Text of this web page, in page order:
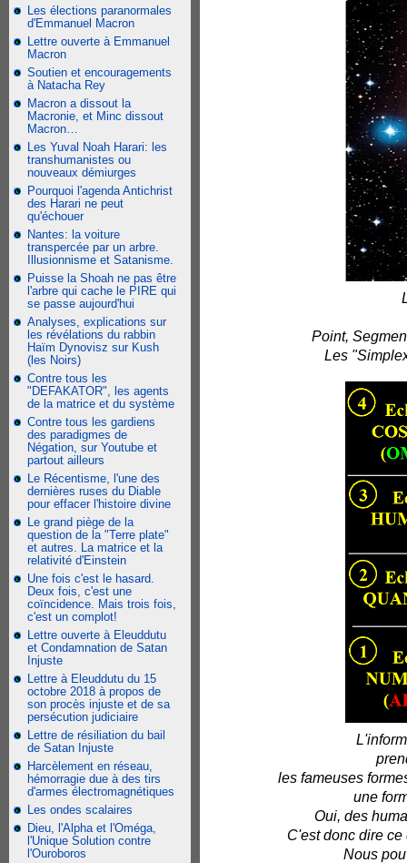
Les élections paranormales
d'Emmanuel Macron
Lettre ouverte à Emmanuel
Macron
Soutien et encouragements
à Natacha Rey
Macron a dissout la
Macronie, et Minc dissout
Macron…
Les Yuval Noah Harari: les
transhumanistes ou
nouveaux démiurges
Pourquoi l'agenda Antichrist
des Harari ne peut
qu'échouer
Nantes: la voiture
transpercée par un arbre.
Illusionnisme et Satanisme.
Puisse la Shoah ne pas être
l'arbre qui cache le PIRE qui
se passe aujourd'hui
Analyses, explications sur
les révélations du rabbin
Haïm Dynovisz sur Kush
(les Noirs)
Contre tous les
"DEFAKATOR", les agents
de la matrice et du système
Contre tous les gardiens
des paradigmes de
Négation, sur Youtube et
partout ailleurs
Le Récentisme, l'une des
dernières ruses du Diable
pour effacer l'histoire divine
Le grand piège de la
question de la "Terre plate"
et autres. La matrice et la
relativité d'Einstein
Une fois c'est le hasard.
Deux fois, c'est une
coïncidence. Mais trois fois,
c'est un complot!
Lettre ouverte à Eleuddutu
et Condamnation de Satan
Injuste
Lettre à Eleuddutu du 15
octobre 2018 à propos de
son procès injuste et de sa
persécution judiciaire
Lettre de résiliation du bail
de Satan Injuste
Harcèlement en réseau,
hémorragie due à des tirs
d'armes électromagnétiques
Les ondes scalaires
Dieu, l'Alpha et l'Oméga,
l'Unique Solution contre
l'Ouroboros
Point,
Les
les fameuses
une
Oui, des
C'est donc dire
Nous